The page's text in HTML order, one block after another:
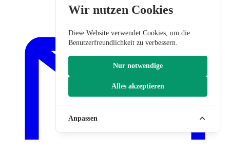
Wir nutzen Cookies
Diese Website verwendet Cookies, um die
Benutzerfreundlichkeit zu verbessern.
Nur notwendige
Alles akzeptieren
Anpassen